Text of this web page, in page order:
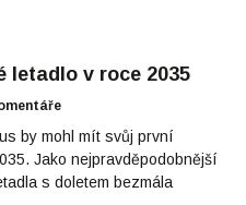
letadlo v roce 2035
by mohl mít svůj první
Jako nejpravděpodobnější
s doletem bezmála